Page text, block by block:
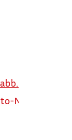
Nachricht